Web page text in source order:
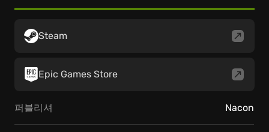
Steam
Epic Games Store
퍼블리셔 Nacon